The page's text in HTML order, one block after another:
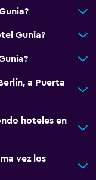
Gunia?
a Puerta
hoteles en
vez los